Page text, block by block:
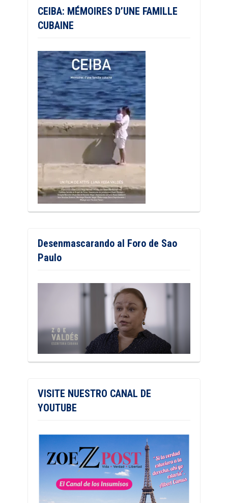
CEIBA: MÉMOIRES D’UNE FAMILLE
CUBAINE
Desenmascarando al Foro de Sao
Paulo
VISITE NUESTRO CANAL DE
YOUTUBE